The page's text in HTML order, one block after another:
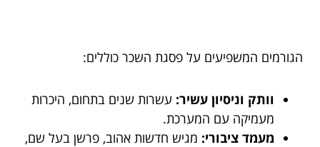
הגורמים המשפיעים על פסגת השכר כוללים:
וותק וניסיון עשיר: עשרות שנים בתחום, היכרות
מעמיקה עם המערכת.
מעמד ציבורי: מגיש חדשות אהוב, פרשן בעל שם,